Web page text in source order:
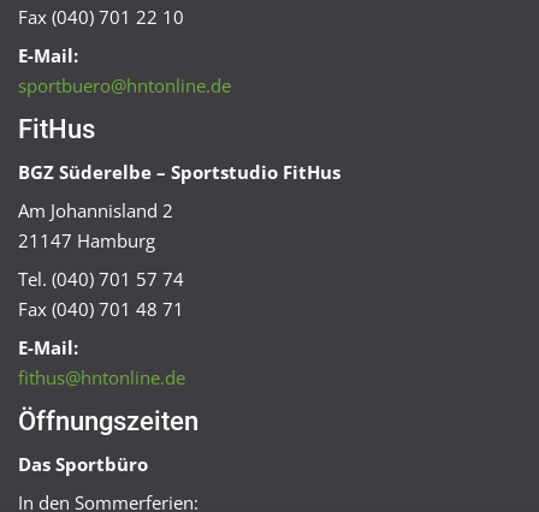
Fax (040) 701 22 10
E-Mail:
sportbuero@hntonline.de
FitHus
BGZ Süderelbe – Sportstudio FitHus
Am Johannisland 2
21147 Hamburg
Tel. (040) 701 57 74
Fax (040) 701 48 71
E-Mail:
fithus@hntonline.de
Öffnungszeiten
Das Sportbüro
In den Sommerferien: